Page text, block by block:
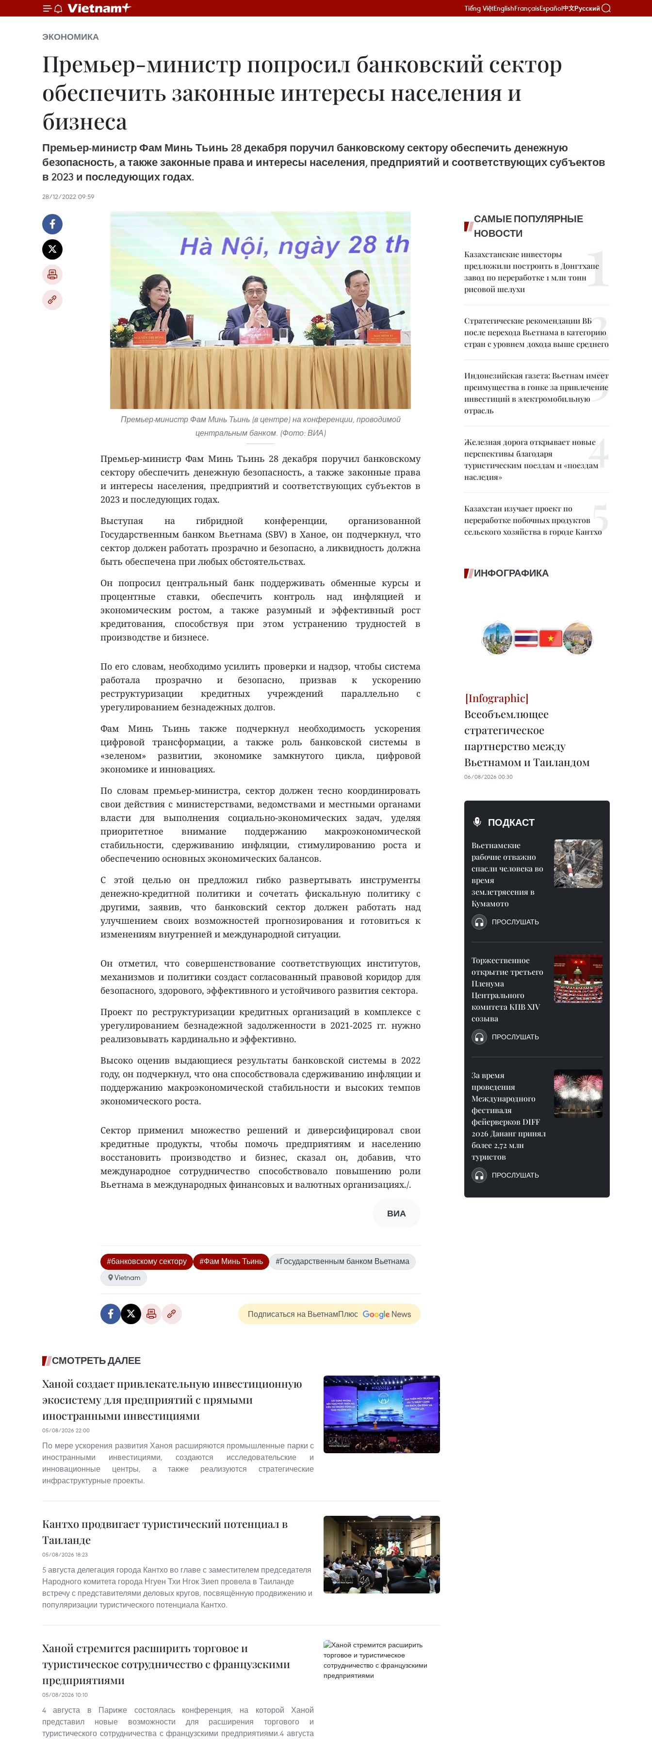
Tiếng ViệtEnglishFrançaisEspañol中文Русский
ЭКОНОМИКА
Премьер-министр попросил банковский сектор
обеспечить законные интересы населения и
бизнеса
Премьер-министр Фам Минь Тьинь 28 декабря поручил банковскому сектору обеспечить денежную
безопасность, а также законные права и интересы населения, предприятий и соответствующих субъектов
в 2023 и последующих годах.
28/12/2022 09:59
Премьер-министр Фам Минь Тьинь (в центре) на конференции, проводимой
центральным банком. (Фото: ВИА)
Премьер-министр Фам Минь Тьинь 28 декабря поручил банковскому
сектору обеспечить денежную безопасность, а также законные права
и интересы населения, предприятий и соответствующих субъектов в
2023 и последующих годах.
Выступая на гибридной конференции, организованной
Государственным банком Вьетнама (SBV) в Ханое, он подчеркнул, что
сектор должен работать прозрачно и безопасно, а ликвидность должна
быть обеспечена при любых обстоятельствах.
Он попросил центральный банк поддерживать обменные курсы и
процентные ставки, обеспечить контроль над инфляцией и
экономическим ростом, а также разумный и эффективный рост
кредитования, способствуя при этом устранению трудностей в
производстве и бизнесе.
По его словам, необходимо усилить проверки и надзор, чтобы система
работала прозрачно и безопасно, призвав к ускорению
реструктуризации кредитных учреждений параллельно с
урегулированием безнадежных долгов.
Фам Минь Тьинь также подчеркнул необходимость ускорения
цифровой трансформации, а также роль банковской системы в
«зеленом» развитии, экономике замкнутого цикла, цифровой
экономике и инновациях.
По словам премьер-министра, сектор должен тесно координировать
свои действия с министерствами, ведомствами и местными органами
власти для выполнения социально-экономических задач, уделяя
приоритетное внимание поддержанию макроэкономической
стабильности, сдерживанию инфляции, стимулированию роста и
обеспечению основных экономических балансов.
С этой целью он предложил гибко развертывать инструменты
денежно-кредитной политики и сочетать фискальную политику с
другими, заявив, что банковский сектор должен работать над
улучшением своих возможностей прогнозирования и готовиться к
изменениям внутренней и международной ситуации.
Он отметил, что совершенствование соответствующих институтов,
механизмов и политики создаст согласованный правовой коридор для
безопасного, здорового, эффективного и устойчивого развития сектора.
Проект по реструктуризации кредитных организаций в комплексе с
урегулированием безнадежной задолженности в 2021-2025 гг. нужно
реализовывать кардинально и эффективно.
Высоко оценив выдающиеся результаты банковской системы в 2022
году, он подчеркнул, что она способствовала сдерживанию инфляции и
поддержанию макроэкономической стабильности и высоких темпов
экономического роста.
Сектор применил множество решений и диверсифицировал свои
кредитные продукты, чтобы помочь предприятиям и населению
восстановить производство и бизнес, сказал он, добавив, что
международное сотрудничество способствовало повышению роли
Вьетнама в международных финансовых и валютных организациях./.
ВИА
#банковскому сектору #Фам Минь Тьинь
#Государственным банком Вьетнама
Vietnam
Подписаться на ВьетнамПлюс
СМОТРЕТЬ ДАЛЕЕ
Ханой создает привлекательную инвестиционную
экосистему для предприятий с прямыми
иностранными инвестициями
05/08/2026 22:00
По мере ускорения развития Ханоя расширяются промышленные парки с
иностранными инвестициями, создаются исследовательские и
инновационные центры, а также реализуются стратегические
инфраструктурные проекты.
Кантхо продвигает туристический потенциал в
Таиланде
05/08/2026 18:23
5 августа делегация города Кантхо во главе с заместителем председателя
Народного комитета города Нгуен Тхи Нгок Зиеп провела в Таиланде
встречу с представителями деловых кругов, посвящённую продвижению и
популяризации туристического потенциала Кантхо.
Ханой стремится расширить торговое и
туристическое сотрудничество с французскими
предприятиями
05/08/2026 10:10
4 августа в Париже состоялась конференция, на которой Ханой
представил новые возможности для расширения торгового и
туристического сотрудничества с французскими предприятиями.4 августа
САМЫЕ ПОПУЛЯРНЫЕ
НОВОСТИ
Казахстанские инвесторы
предложили построить в Донгтхапе
завод по переработке 1 млн тонн
рисовой шелухи
Стратегические рекомендации ВБ
после перехода Вьетнама в категорию
стран с уровнем дохода выше среднего
Индонезийская газета: Вьетнам имеет
преимущества в гонке за привлечение
инвестиций в электромобильную
отрасль
Железная дорога открывает новые
перспективы благодаря
туристическим поездам и «поездам
наследия»
Казахстан изучает проект по
переработке побочных продуктов
сельского хозяйства в городе Кантхо
ИНФОГРАФИКА
Всеобъемлющее
стратегическое
партнерство между
Вьетнамом и Таиландом
06/08/2026 00:30
ПОДКАСТ
Вьетнамские
рабочие отважно
спасли человека во
время
землетрясения в
Кумамото
ПРОСЛУШАТЬ
Торжественное
открытие третьего
Пленума
Центрального
комитета КПВ XIV
созыва
ПРОСЛУШАТЬ
За время
проведения
Международного
фестиваля
фейерверков DIFF
2026 Дананг принял
более 2,72 млн
туристов
ПРОСЛУШАТЬ